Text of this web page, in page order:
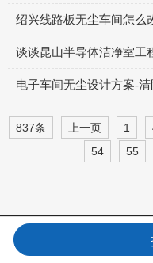
绍兴线路板无尘车间怎么
谈谈昆山半导体洁净室工
电子车间无尘设计方案-清
837条 上一页 1
54
55
电话咨询 信息咨